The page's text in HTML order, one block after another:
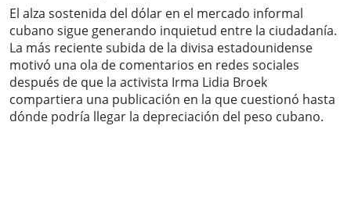
El alza sostenida del dólar en el mercado informal
cubano sigue generando inquietud entre la ciudadanía.
La más reciente subida de la divisa estadounidense
motivó una ola de comentarios en redes sociales
después de que la activista Irma Lidia Broek
compartiera una publicación en la que cuestionó hasta
dónde podría llegar la depreciación del peso cubano.